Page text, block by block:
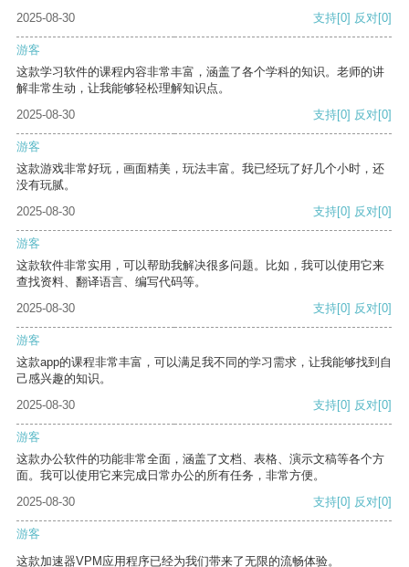
2025-08-30
支持[0] 反对[0]
游客
这款学习软件的课程内容非常丰富，涵盖了各个学科的知识。老师的讲
解非常生动，让我能够轻松理解知识点。
2025-08-30
支持[0] 反对[0]
游客
这款游戏非常好玩，画面精美，玩法丰富。我已经玩了好几个小时，还
没有玩腻。
2025-08-30
支持[0] 反对[0]
游客
这款软件非常实用，可以帮助我解决很多问题。比如，我可以使用它来
查找资料、翻译语言、编写代码等。
2025-08-30
支持[0] 反对[0]
游客
这款app的课程非常丰富，可以满足我不同的学习需求，让我能够找到自
己感兴趣的知识。
2025-08-30
支持[0] 反对[0]
游客
这款办公软件的功能非常全面，涵盖了文档、表格、演示文稿等各个方
面。我可以使用它来完成日常办公的所有任务，非常方便。
2025-08-30
支持[0] 反对[0]
游客
这款加速器VPM应用程序已经为我们带来了无限的流畅体验。